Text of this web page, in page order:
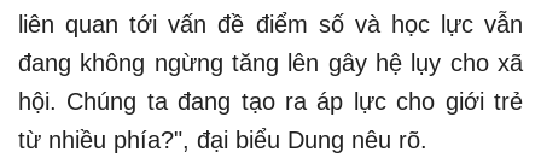
liên quan tới vấn đề điểm số và học lực vẫn
đang không ngừng tăng lên gây hệ lụy cho xã
hội. Chúng ta đang tạo ra áp lực cho giới trẻ
từ nhiều phía?", đại biểu Dung nêu rõ.